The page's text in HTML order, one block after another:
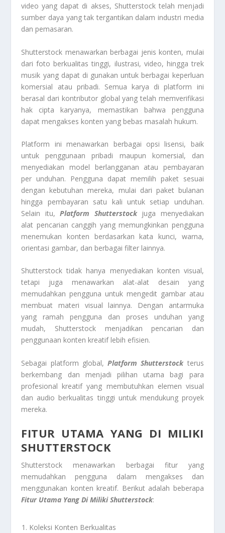
video yang dapat di akses, Shutterstock telah menjadi
sumber daya yang tak tergantikan dalam industri media
dan pemasaran.
Shutterstock menawarkan berbagai jenis konten, mulai
dari foto berkualitas tinggi, ilustrasi, video, hingga trek
musik yang dapat di gunakan untuk berbagai keperluan
komersial atau pribadi. Semua karya di platform ini
berasal dari kontributor global yang telah memverifikasi
hak cipta karyanya, memastikan bahwa pengguna
dapat mengakses konten yang bebas masalah hukum.
Platform ini menawarkan berbagai opsi lisensi, baik
untuk penggunaan pribadi maupun komersial, dan
menyediakan model berlangganan atau pembayaran
per unduhan. Pengguna dapat memilih paket sesuai
dengan kebutuhan mereka, mulai dari paket bulanan
hingga pembayaran satu kali untuk setiap unduhan.
Selain itu,Platform Shutterstockjuga menyediakan
alat pencarian canggih yang memungkinkan pengguna
menemukan konten berdasarkan kata kunci, warna,
orientasi gambar, dan berbagai filter lainnya.
Shutterstock tidak hanya menyediakan konten visual,
tetapi juga menawarkan alat-alat desain yang
memudahkan pengguna untuk mengedit gambar atau
membuat materi visual lainnya. Dengan antarmuka
yang ramah pengguna dan proses unduhan yang
mudah, Shutterstock menjadikan pencarian dan
penggunaan konten kreatif lebih efisien.
Sebagai platform global,Platform Shutterstockterus
berkembang dan menjadi pilihan utama bagi para
profesional kreatif yang membutuhkan elemen visual
dan audio berkualitas tinggi untuk mendukung proyek
mereka.
FITUR UTAMA YANG DI MILIKI
SHUTTERSTOCK
Shutterstock menawarkan berbagai fitur yang
memudahkan pengguna dalam mengakses dan
menggunakan konten kreatif. Berikut adalah beberapa
Fitur Utama Yang DiMiliki Shutterstock:
Koleksi Konten Berkualitas